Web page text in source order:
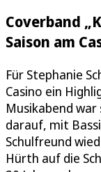
Coverband
Saison am
Für Stephanie
Casino ein
Musikabend
darauf, mit
Schulfreund
Hürth auf die